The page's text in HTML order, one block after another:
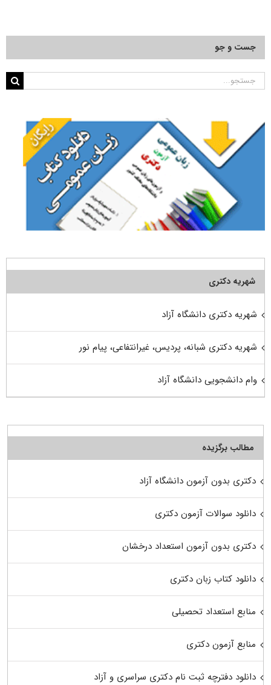
جست و جو
جستجو
شهریه دکتری
شهریه دکتری دانشگاه آزاد
شهریه دکتری شبانه، پردیس، غیرانتفاعی، پیام نور
وام دانشجویی دانشگاه آزاد
مطالب برگزیده
دکتری بدون آزمون دانشگاه آزاد
دانلود سوالات آزمون دکتری
دکتری بدون آزمون استعداد درخشان
دانلود کتاب زبان دکتری
منابع استعداد تحصیلی
منابع آزمون دکتری
دانلود دفترچه ثبت نام دکتری سراسری و آزاد